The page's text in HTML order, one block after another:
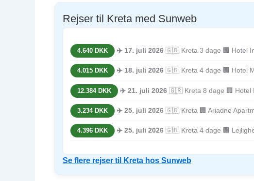
Rejser til Kreta med Sunweb
4.640 DKK ✈️ 17. juli 2026 🇬🇷 Kreta 3 dage 🏢 Hotel
4.015 DKK ✈️ 18. juli 2026 🇬🇷 Kreta 4 dage 🏢 Hotel
12.384 DKK ✈️ 21. juli 2026 🇬🇷 Kreta 8 dage 🏢 Hotel
3.234 DKK ✈️ 25. juli 2026 🇬🇷 Kreta 🏢 Ariadne
4.396 DKK ✈️ 25. juli 2026 🇬🇷 Kreta 4 dage 🏢
Se flere rejser til Kreta hos Sunweb